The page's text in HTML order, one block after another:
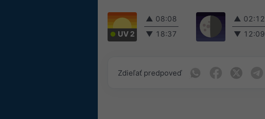
UV 2
▲ 08:08
▼ 18:37
▲ 02:12
▼ 12:09
Zdieľať predpoveď